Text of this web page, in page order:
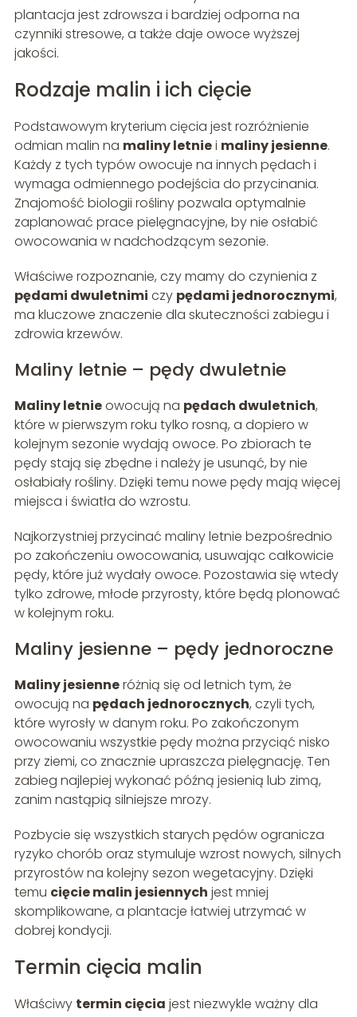
plantacja jest zdrowsza i bardziej odporna na
czynniki stresowe, a także daje owoce wyższej
jakości.
Rodzaje malin i ich cięcie
Podstawowym kryterium cięcia jest rozróżnienie
odmian malin na maliny letniei maliny jesienne.
Każdy z tych typów owocuje na innych pędach i
wymaga odmiennego podejścia do przycinania.
Znajomość biologii rośliny pozwala optymalnie
zaplanować prace pielęgnacyjne, by nie osłabić
owocowania w nadchodzącym sezonie.
Właściwe rozpoznanie, czy mamy do czynienia z
pędami dwuletnimi czy pędami jednorocznymi,
ma kluczowe znaczenie dla skuteczności zabiegu i
zdrowia krzewów.
Maliny letnie – pędy dwuletnie
Maliny letnieowocują na pędach dwuletnich,
które w pierwszym roku tylko rosną, a dopiero w
kolejnym sezonie wydają owoce. Po zbiorach te
pędy stają się zbędne i należy je usunąć, by nie
osłabiały rośliny. Dzięki temu nowe pędy mają więcej
miejsca i światła do wzrostu.
Najkorzystniej przycinać maliny letnie bezpośrednio
po zakończeniu owocowania, usuwając całkowicie
pędy, które już wydały owoce. Pozostawia się wtedy
tylko zdrowe, młode przyrosty, które będą plonować
w kolejnym roku.
Maliny jesienne – pędy jednoroczne
Maliny jesienneróżnią się od letnich tym, że
owocują na pędach jednorocznych, czyli tych,
które wyrosły w danym roku. Po zakończonym
owocowaniu wszystkie pędy można przyciąć nisko
przy ziemi, co znacznie upraszcza pielęgnację. Ten
zabieg najlepiej wykonać późną jesienią lub zimą,
zanim nastąpią silniejsze mrozy.
Pozbycie się wszystkich starych pędów ogranicza
ryzyko chorób oraz stymuluje wzrost nowych, silnych
przyrostów na kolejny sezon wegetacyjny. Dzięki
temu cięcie malin jesiennych jest mniej
skomplikowane, a plantacje łatwiej utrzymać w
dobrej kondycji.
Termin cięcia malin
Właściwy termin cięcia jest niezwykle ważny dla